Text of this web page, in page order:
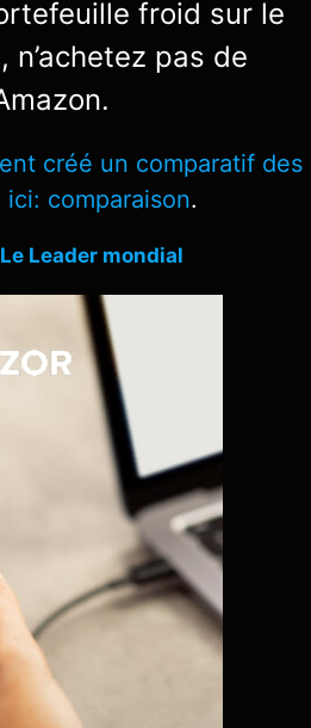
froid sur le
pas de
créé un comparatif des
comparaison.
Le Leader mondial